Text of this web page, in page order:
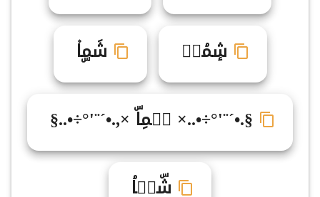
شٕمۘاࣺ شَمۣا۫
§.•´¨'°÷•..× شࣳمِاۜ ×,.•´¨'°÷•..§
شۜمࣵاۘ